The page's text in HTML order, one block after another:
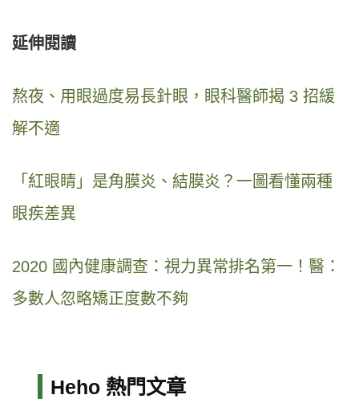
延伸閱讀
熬夜、用眼過度易長針眼，眼科醫師揭 3 招緩
解不適
「紅眼睛」是角膜炎、結膜炎？一圖看懂兩種
眼疾差異
2020 國內健康調查：視力異常排名第一！醫：
多數人忽略矯正度數不夠
Heho 熱門文章